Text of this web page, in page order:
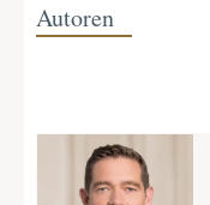
Autoren